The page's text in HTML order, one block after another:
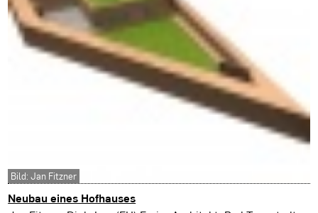
Neubau eines Hofhauses
Bild: Jan Fitzner